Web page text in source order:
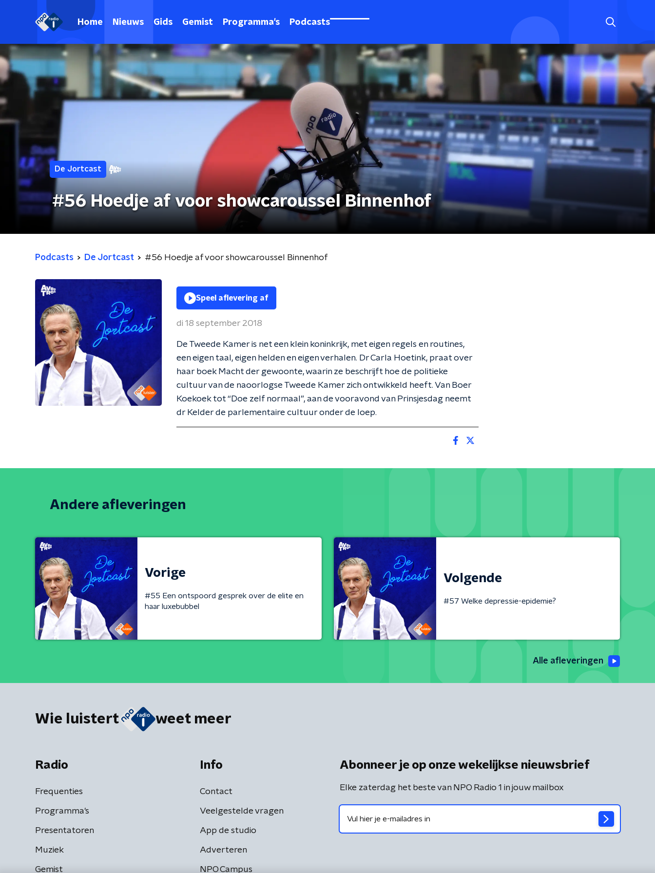
Home Nieuws Gids Gemist Programma's Podcasts
De Jortcast
#56 Hoedje af voor showcaroussel Binnenhof
Podcasts De Jortcast #56 Hoedje af voor showcaroussel Binnenhof
Speel aflevering af
di 18 september 2018
De Tweede Kamer is net een klein koninkrijk, met eigen regels en routines,
een eigen taal, eigen helden en eigen verhalen. Dr Carla Hoetink, praat over
haar boek Macht der gewoonte, waarin ze beschrijft hoe de politieke
cultuur van de naoorlogse Tweede Kamer zich ontwikkeld heeft. Van Boer
Koekoek tot “Doe zelf normaal”, aan de vooravond van Prinsjesdag neemt
dr Kelder de parlementaire cultuur onder de loep.
Andere afleveringen
Vorige
#55 Een ontspoord gesprek over de elite en
haar luxebubbel
Volgende
#57 Welke depressie-epidemie?
Alle afleveringen
Wie luistert weet meer
Radio
Frequenties
Programma's
Presentatoren
Muziek
Gemist
Info
Contact
Veelgestelde vragen
App de studio
Adverteren
NPO Campus
Abonneer je op onze wekelijkse nieuwsbrief
Elke zaterdag het beste van NPO Radio 1 in jouw mailbox